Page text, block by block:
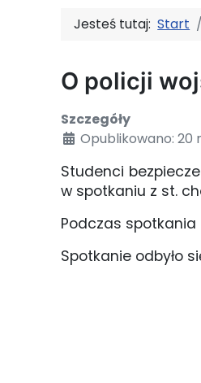
Jesteś tutaj:Start
O policji
Szczegóły
Opublikowano: 20
Studenci
w spotkaniu z st.
Podczas spotkania
Spotkanie odbyło